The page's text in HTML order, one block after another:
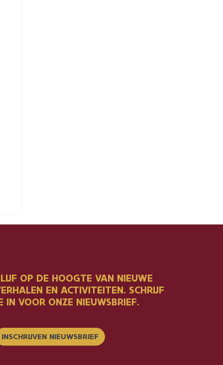
OP DE HOOGTE VAN NIEUWE
EN ACTIVITEITEN. SCHRIJF
IN VOOR ONZE NIEUWSBRIEF.
INSCHRIJVEN NIEUWSBRIEF